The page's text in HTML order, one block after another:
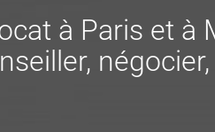
à Paris et à